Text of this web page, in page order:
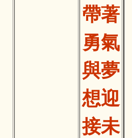
帶著
勇氣
與夢
想迎
接未